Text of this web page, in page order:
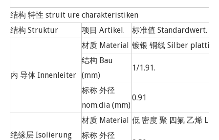
结构 特性 struit ure charakteristiken
结构 Struktur
项目 Artikel. 标准值 Standardwert.
内 导体 Innenleiter
材质 Material 镀银 铜线 Silber
结构 Bau
(mm)
1/1.91.
标称 外径
nom.dia (mm)
0.91
绝缘层 Isolierung
材质 Material 低 密度 聚 四氟 乙烯 LD-
标称 外径